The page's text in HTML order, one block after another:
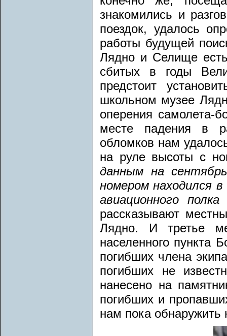
знакомились и
поездок, удалось
работы будущей
Лядно и Селище есть
сбитых в годы
предстоит
школьном музее
оперения самолета-
месте падения в
обломков нам
на руле высоты с
данным на
номером находился
авиационного
рассказывают
Лядно. И третье
населенного пункта
погибших члена
погибших не
нанесено на
погибших и
нам пока обнаружить